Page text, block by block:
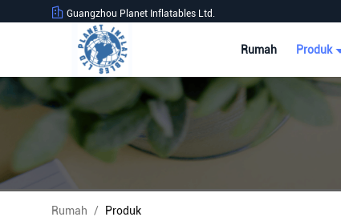
Guangzhou Planet Inflatables Ltd.
Rumah Produk
Rumah / Produk